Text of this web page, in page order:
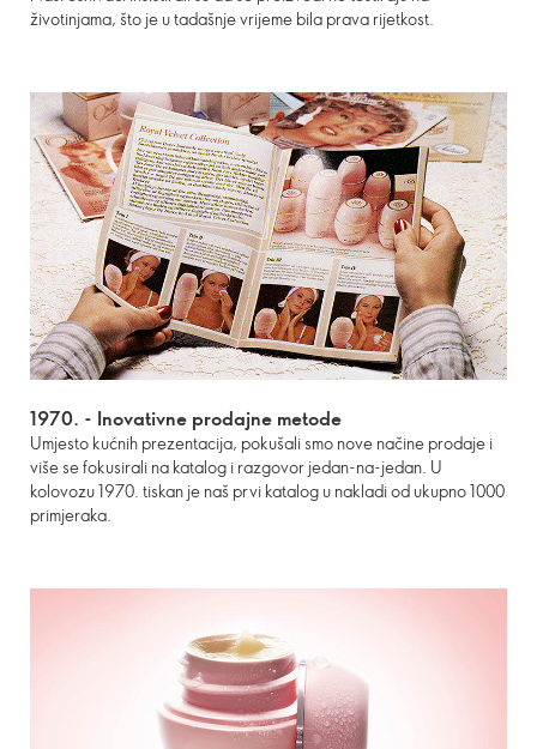
životinjama, što je u tadašnje vrijeme bila prava rijetkost.
1970. - Inovativne prodajne metode
Umjesto kućnih prezentacija, pokušali smo nove načine prodaje i
više se fokusirali na katalog i razgovor jedan-na-jedan. U
kolovozu 1970. tiskan je naš prvi katalog u nakladi od ukupno 1000
primjeraka.